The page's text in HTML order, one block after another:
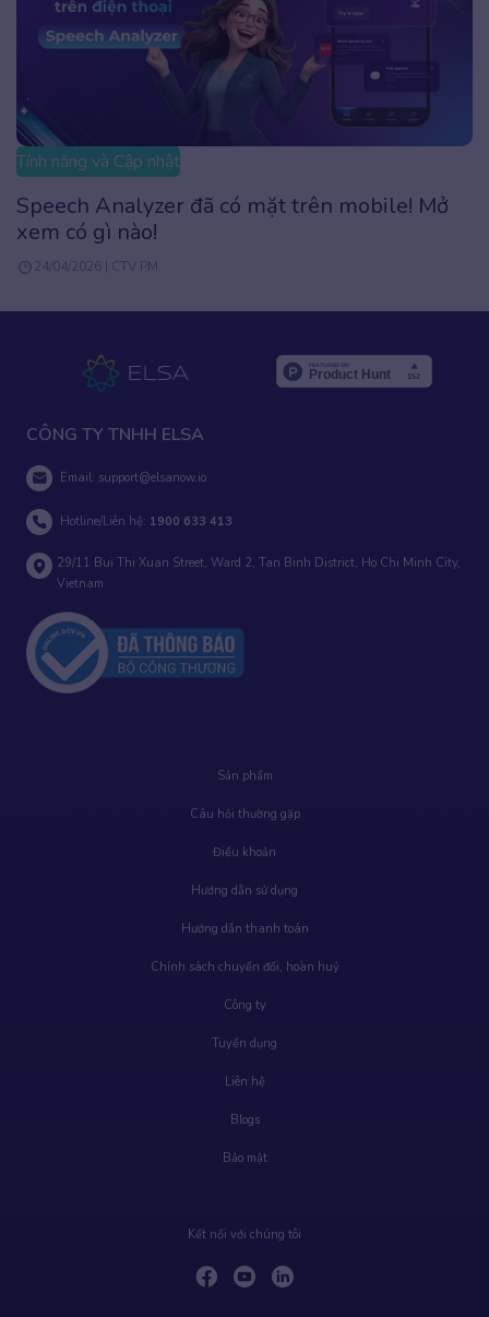
Tính năng và Cập nhật
Speech Analyzer đã có mặt trên mobile! Mở
xem có gì nào!
24/04/2026 | CTV PM
CÔNG TY TNHH ELSA
Email: support@elsanow.io
Hotline/Liên hệ: 1900 633 413
29/11 Bui Thi Xuan Street, Ward 2, Tan Binh District, Ho Chi Minh City,
Vietnam
Sản phẩm
Câu hỏi thường gặp
Điều khoản
Hướng dẫn sử dụng
Hướng dẫn thanh toán
Chính sách chuyển đổi, hoàn huỷ
Công ty
Tuyển dụng
Liên hệ
Blogs
Bảo mật
Kết nối với chúng tôi